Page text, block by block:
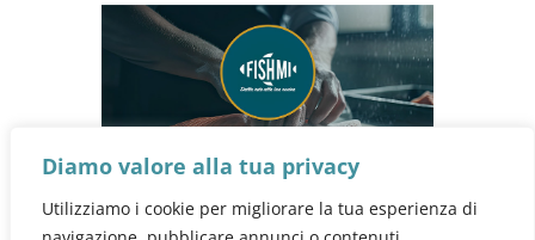
Diamo valore alla tua privacy
Utilizziamo i cookie per migliorare la tua esperienza di
Contattaci
 +39 340 8565694